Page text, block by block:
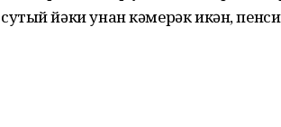
сутый йәки унан кәмерәк икән,